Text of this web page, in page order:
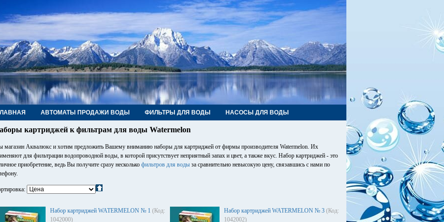
АВТОМАТЫ ПРОДАЖИ ВОДЫ ФИЛЬТРЫ ДЛЯ ВОДЫ НАСОСЫ ДЛЯ ВОДЫ
ФИТИНГИ, КРАНЫ КОНТАКТЫ
картриджей к фильтрам для воды Watermelon
магазин Аквалюкс и хотим предложить Вашему вниманию наборы для картриджей от фирмы производителя Watermelon. Их
для фильтрации водопроводной воды, в которой присутствует неприятный запах и цвет, а также вкус. Набор картриджей - это
приобретение, ведь Вы получите сразу несколько фильтров для воды за сравнительно невысокую цену, связавшись с нами по
Набор картриджей WATERMELON № 1 (Код:
1042000)
Набор картриджей WATERMELON № 3 (Код:
1042002)